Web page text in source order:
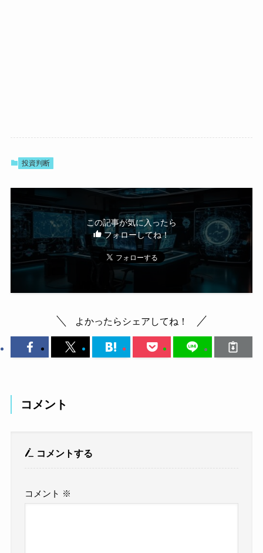
投資判断
この記事が気に入ったら
フォローしてね！
よかったらシェアしてね！
コメント
コメントする
コメント ※